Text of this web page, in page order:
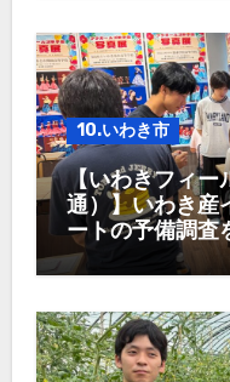
10.いわき市
【いわきフィ
通）】いわき産
ートの予備調査